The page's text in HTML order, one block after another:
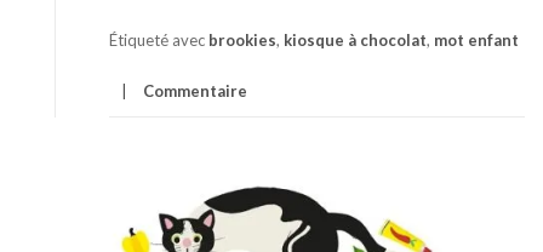
p
s
e
Étiqueté avec brookies, kiosque à chocolat, mot enfant
Commentaire